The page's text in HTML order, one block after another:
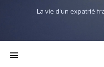
La vie d'un expatrié